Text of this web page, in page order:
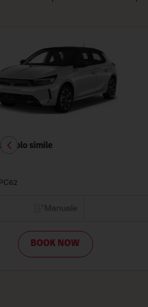
RENAULT CAPTUR o veicolo simile